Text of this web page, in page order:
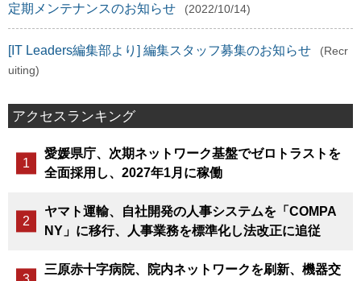
定期メンテナンスのお知らせ (2022/10/14)
[IT Leaders編集部より] 編集スタッフ募集のお知らせ
(Recr
uiting)
アクセスランキング
愛媛県庁、次期ネットワーク基盤でゼロトラストを
全面採用し、2027年1月に稼働
ヤマト運輸、自社開発の人事システムを「COMPA
NY」に移行、人事業務を標準化し法改正に追従
三原赤十字病院、院内ネットワークを刷新、機器交